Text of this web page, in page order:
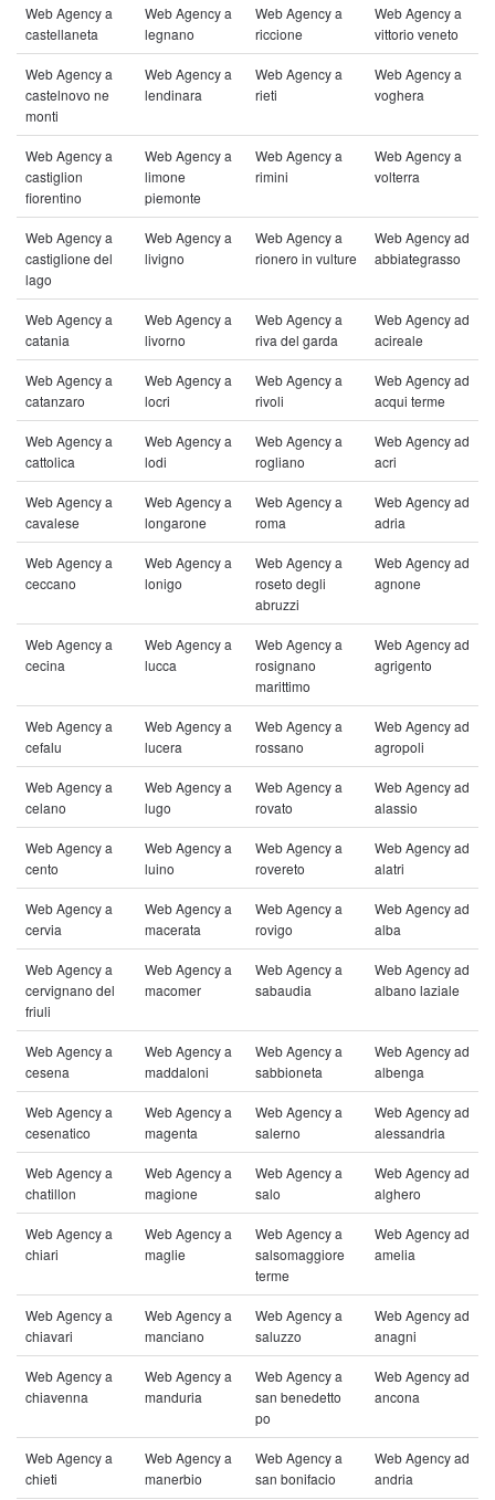
Web Agency a
castellaneta
Web Agency a
legnano
Web Agency a
riccione
Web Agency a
vittorio veneto
Web Agency a
castelnovo ne
monti
Web Agency a
lendinara
Web Agency a
rieti
Web Agency a
voghera
Web Agency a
castiglion
fiorentino
Web Agency a
limone
piemonte
Web Agency a
rimini
Web Agency a
volterra
Web Agency a
castiglione del
lago
Web Agency a
livigno
Web Agency a
rionero in vulture
Web Agency ad
abbiategrasso
Web Agency a
catania
Web Agency a
livorno
Web Agency a
riva del garda
Web Agency ad
acireale
Web Agency a
catanzaro
Web Agency a
locri
Web Agency a
rivoli
Web Agency ad
acqui terme
Web Agency a
cattolica
Web Agency a
lodi
Web Agency a
rogliano
Web Agency ad
acri
Web Agency a
cavalese
Web Agency a
longarone
Web Agency a
roma
Web Agency ad
adria
Web Agency a
ceccano
Web Agency a
lonigo
Web Agency a
roseto degli
abruzzi
Web Agency ad
agnone
Web Agency a
cecina
Web Agency a
lucca
Web Agency a
rosignano
marittimo
Web Agency ad
agrigento
Web Agency a
cefalu
Web Agency a
lucera
Web Agency a
rossano
Web Agency ad
agropoli
Web Agency a
celano
Web Agency a
lugo
Web Agency a
rovato
Web Agency ad
alassio
Web Agency a
cento
Web Agency a
luino
Web Agency a
rovereto
Web Agency ad
alatri
Web Agency a
cervia
Web Agency a
macerata
Web Agency a
rovigo
Web Agency ad
alba
Web Agency a
cervignano del
friuli
Web Agency a
macomer
Web Agency a
sabaudia
Web Agency ad
albano laziale
Web Agency a
cesena
Web Agency a
maddaloni
Web Agency a
sabbioneta
Web Agency ad
albenga
Web Agency a
cesenatico
Web Agency a
magenta
Web Agency a
salerno
Web Agency ad
alessandria
Web Agency a
chatillon
Web Agency a
magione
Web Agency a
salo
Web Agency ad
alghero
Web Agency a
chiari
Web Agency a
maglie
Web Agency a
salsomaggiore
terme
Web Agency ad
amelia
Web Agency a
chiavari
Web Agency a
manciano
Web Agency a
saluzzo
Web Agency ad
anagni
Web Agency a
chiavenna
Web Agency a
manduria
Web Agency a
san benedetto
po
Web Agency ad
ancona
Web Agency a
chieti
Web Agency a
manerbio
Web Agency a
san bonifacio
Web Agency ad
andria